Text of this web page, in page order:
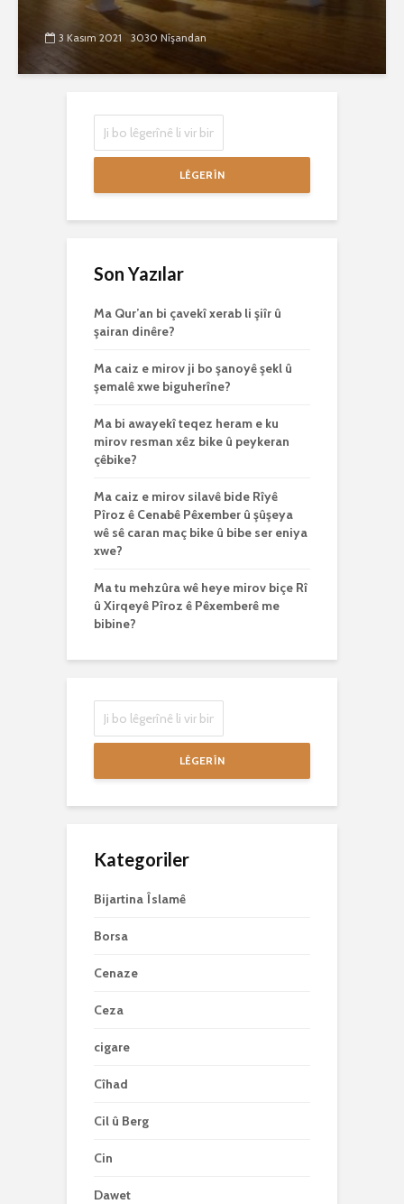
3 Kasım 2021 3030 Nîşandan
LÊGERÎN
Son Yazılar
Ma Qur’an bi çavekî xerab li şiîr û
şairan dinêre?
Ma caiz e mirov ji bo şanoyê şekl û
şemalê xwe biguherîne?
Ma bi awayekî teqez heram e ku
mirov resman xêz bike û peykeran
çêbike?
Ma caiz e mirov silavê bide Rîyê
Pîroz ê Cenabê Pêxember û şûşeya
wê sê caran maç bike û bibe ser eniya
xwe?
Ma tu mehzûra wê heye mirov biçe Rî
û Xirqeyê Pîroz ê Pêxemberê me
bibine?
LÊGERÎN
Kategoriler
Bijartina Îslamê
Borsa
Cenaze
Ceza
cigare
Cîhad
Cil û Berg
Cin
Dawet